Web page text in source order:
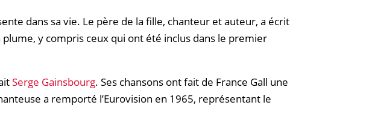
dans sa vie. Le père de la fille, chanteur et auteur, a écrit
y compris ceux qui ont été inclus dans le premier
Serge Gainsbourg. Ses chansons ont fait de France Gall une
a remporté l’Eurovision en 1965, représentant le